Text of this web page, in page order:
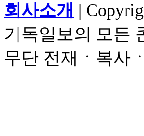
회사소개 |
기독일보의 모든
무단 전재ㆍ복사